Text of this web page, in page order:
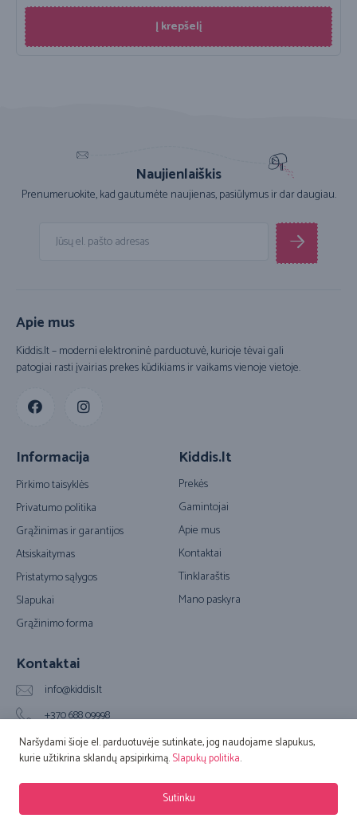
Į krepšelį
Naujienlaiškis
Prenumeruokite, kad gautumėte naujienas, pasiūlymus ir dar daugiau.
Apie mus
Kiddis.lt – moderni elektroninė parduotuvė, kurioje tėvai gali
patogiai rasti įvairias prekes kūdikiams ir vaikams vienoje vietoje.
Informacija
Pirkimo taisyklės
Privatumo politika
Grąžinimas ir garantijos
Atsiskaitymas
Pristatymo sąlygos
Slapukai
Grąžinimo forma
Kiddis.lt
Prekės
Gamintojai
Apie mus
Kontaktai
Tinklaraštis
Mano paskyra
Kontaktai
info@kiddis.lt
+370 688 09998
Vilkpėdės g. 20A, LT-03151 Vilnius (Biuro adresas)
© 2016 – 2026 Kiddis.lt. Visos teisės saugomos. Sprendimas:
Naršydami šioje el. parduotuvėje sutinkate, jog naudojame slapukus,
kurie užtikrina sklandų apsipirkimą.Slapukų politika.
Sutinku